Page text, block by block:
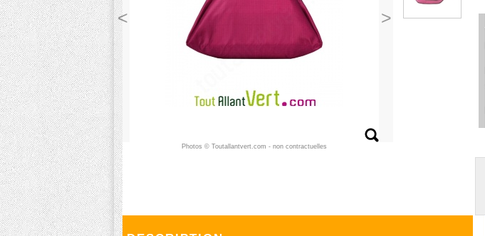
>
<
Photos © Toutallantvert.com - non contractuelles